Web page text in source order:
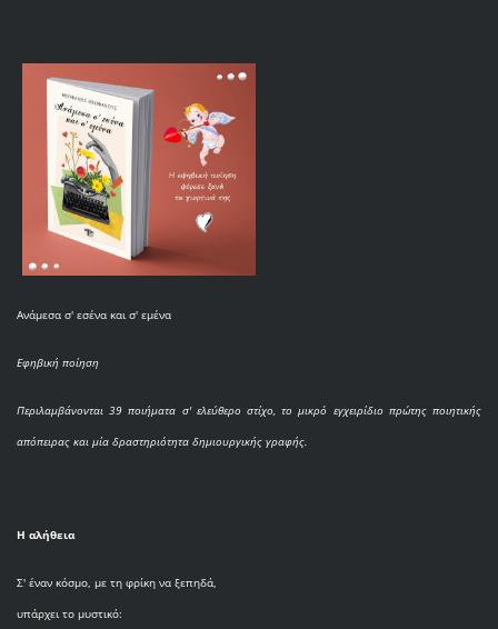
Ανάμεσα σ' εσένα και σ' εμένα
Εφηβική ποίηση
Περιλαμβάνονται 39 ποιήματα σ' ελεύθερο στίχο, το μικρό εγχειρίδιο πρώτης ποιητικής
απόπειρας και μία δραστηριότητα δημιουργικής γραφής.
Η αλήθεια
Σ' έναν κόσμο, με τη φρίκη να ξεπηδά,
υπάρχει το μυστικό: